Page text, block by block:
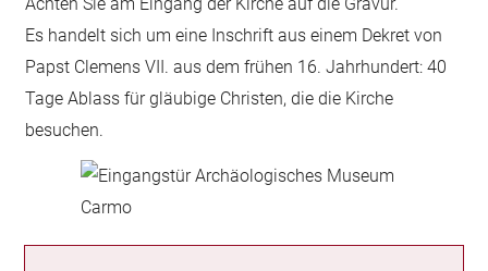
Es handelt sich um eine Inschrift aus einem Dekret von
Papst Clemens VII. aus dem frühen 16. Jahrhundert: 40
Tage Ablass für gläubige Christen, die die Kirche
besuchen.